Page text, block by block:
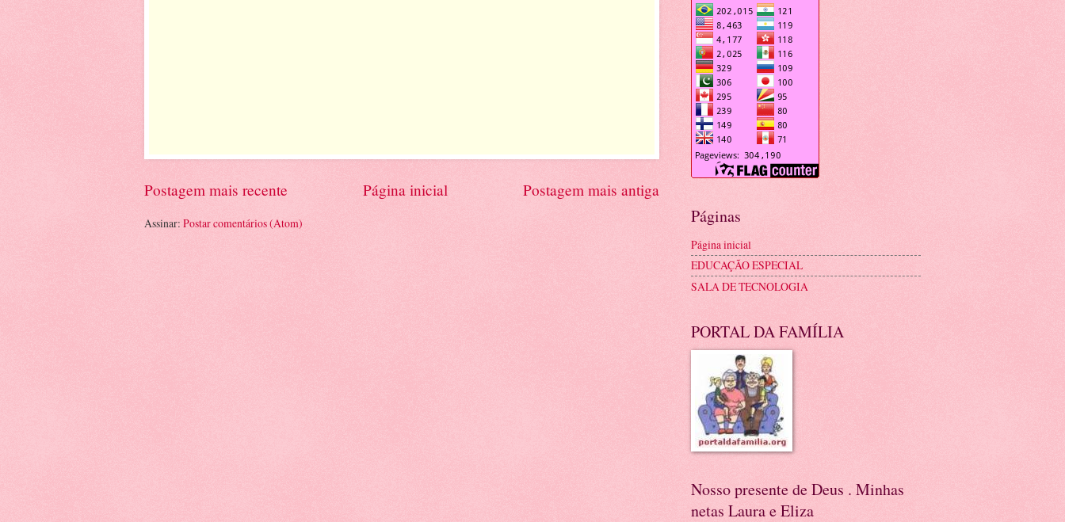
Postagem mais recente Postagem mais antiga
Página inicial
Assinar: Postar comentários (Atom) Páginas
Página inicial
EDUCAÇÃO ESPECIAL
SALA DE TECNOLOGIA
PORTAL DA FAMÍLIA
Nosso presente de Deus . Minhas
netas Laura e Eliza